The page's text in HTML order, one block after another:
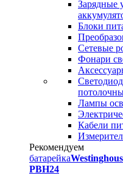
Зарядные
Блоки
Сетевые
Фонари
Лампы
Кабели
Рекомендуем
батарейка
PBH24